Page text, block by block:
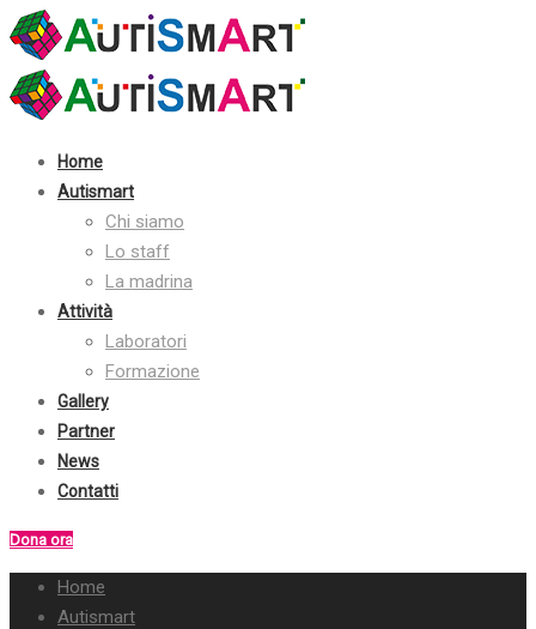
Home
Autismart
Chi siamo
Lo staff
La madrina
Attività
Laboratori
Formazione
Gallery
Partner
News
Contatti
Dona ora
Home
Autismart